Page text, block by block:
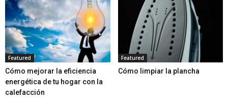
Featured
Cómo mejorar la eficiencia
energética de tu hogar con la
calefacción
Featured
Cómo limpiar la plancha